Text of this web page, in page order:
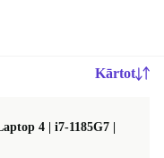
Kārtot
4 | i7-1185G7 |